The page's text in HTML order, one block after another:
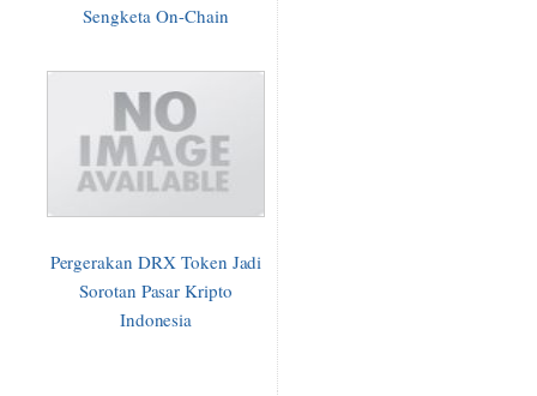
Sengketa On-Chain
Pergerakan DRX Token Jadi
Sorotan Pasar Kripto
Indonesia